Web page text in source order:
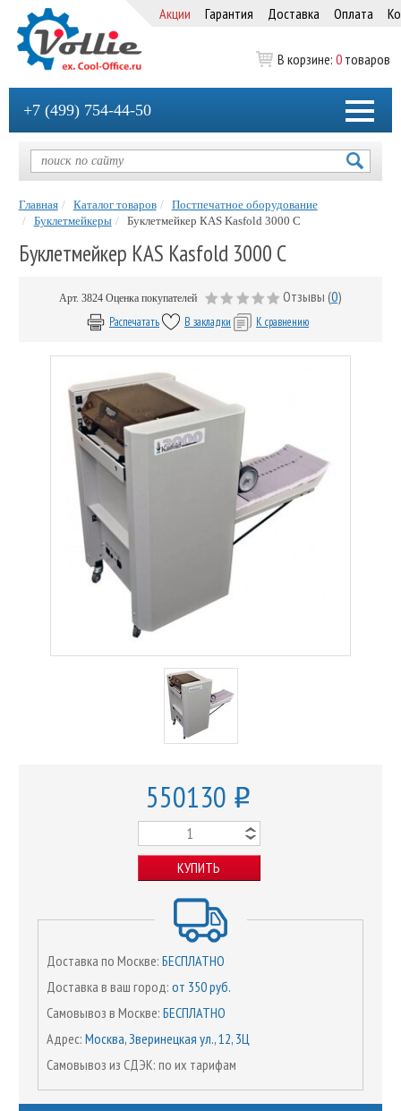
Акции Гарантия Доставка Оплата
В корзине: 0 товаров
+7 (499) 754-44-50
Главная Каталог товаров
Постпечатное оборудование
Буклетмейкеры
Буклетмейкер КAS Kasfold 3000 C
Буклетмейкер КAS Kasfold 3000 C
Арт. 3824 Оценка покупателей Отзывы (0)
Распечатать В закладки К сравнению
550130 o
КУПИТЬ
Доставка по Москве: БЕСПЛАТНО
Доставка в ваш город: от 350 руб.
Самовывоз в Москве: БЕСПЛАТНО
Адрес: Москва, Зверинецкая ул., 12, 3Ц
Самовывоз из СДЭК: по их тарифам